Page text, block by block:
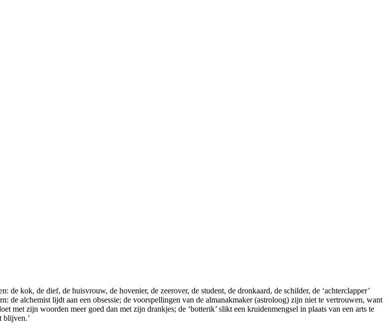
de kok, de dief, de huisvrouw, de hovenier, de zeerover, de student, de dronkaard, de schilder, de ‘achterclapper’
de alchemist lijdt aan een obsessie; de voorspellingen van de almanakmaker (astroloog) zijn niet te vertrouwen, want
met zijn woorden meer goed dan met zijn drankjes; de ‘botterik’ slikt een kruidenmengsel in plaats van een arts te
blijven.’